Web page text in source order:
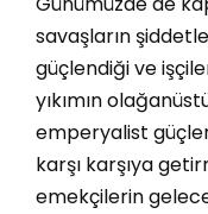
savaşların
güçlendiği ve
yıkımın
emperyalist
karşı karşıya
emekçilerin